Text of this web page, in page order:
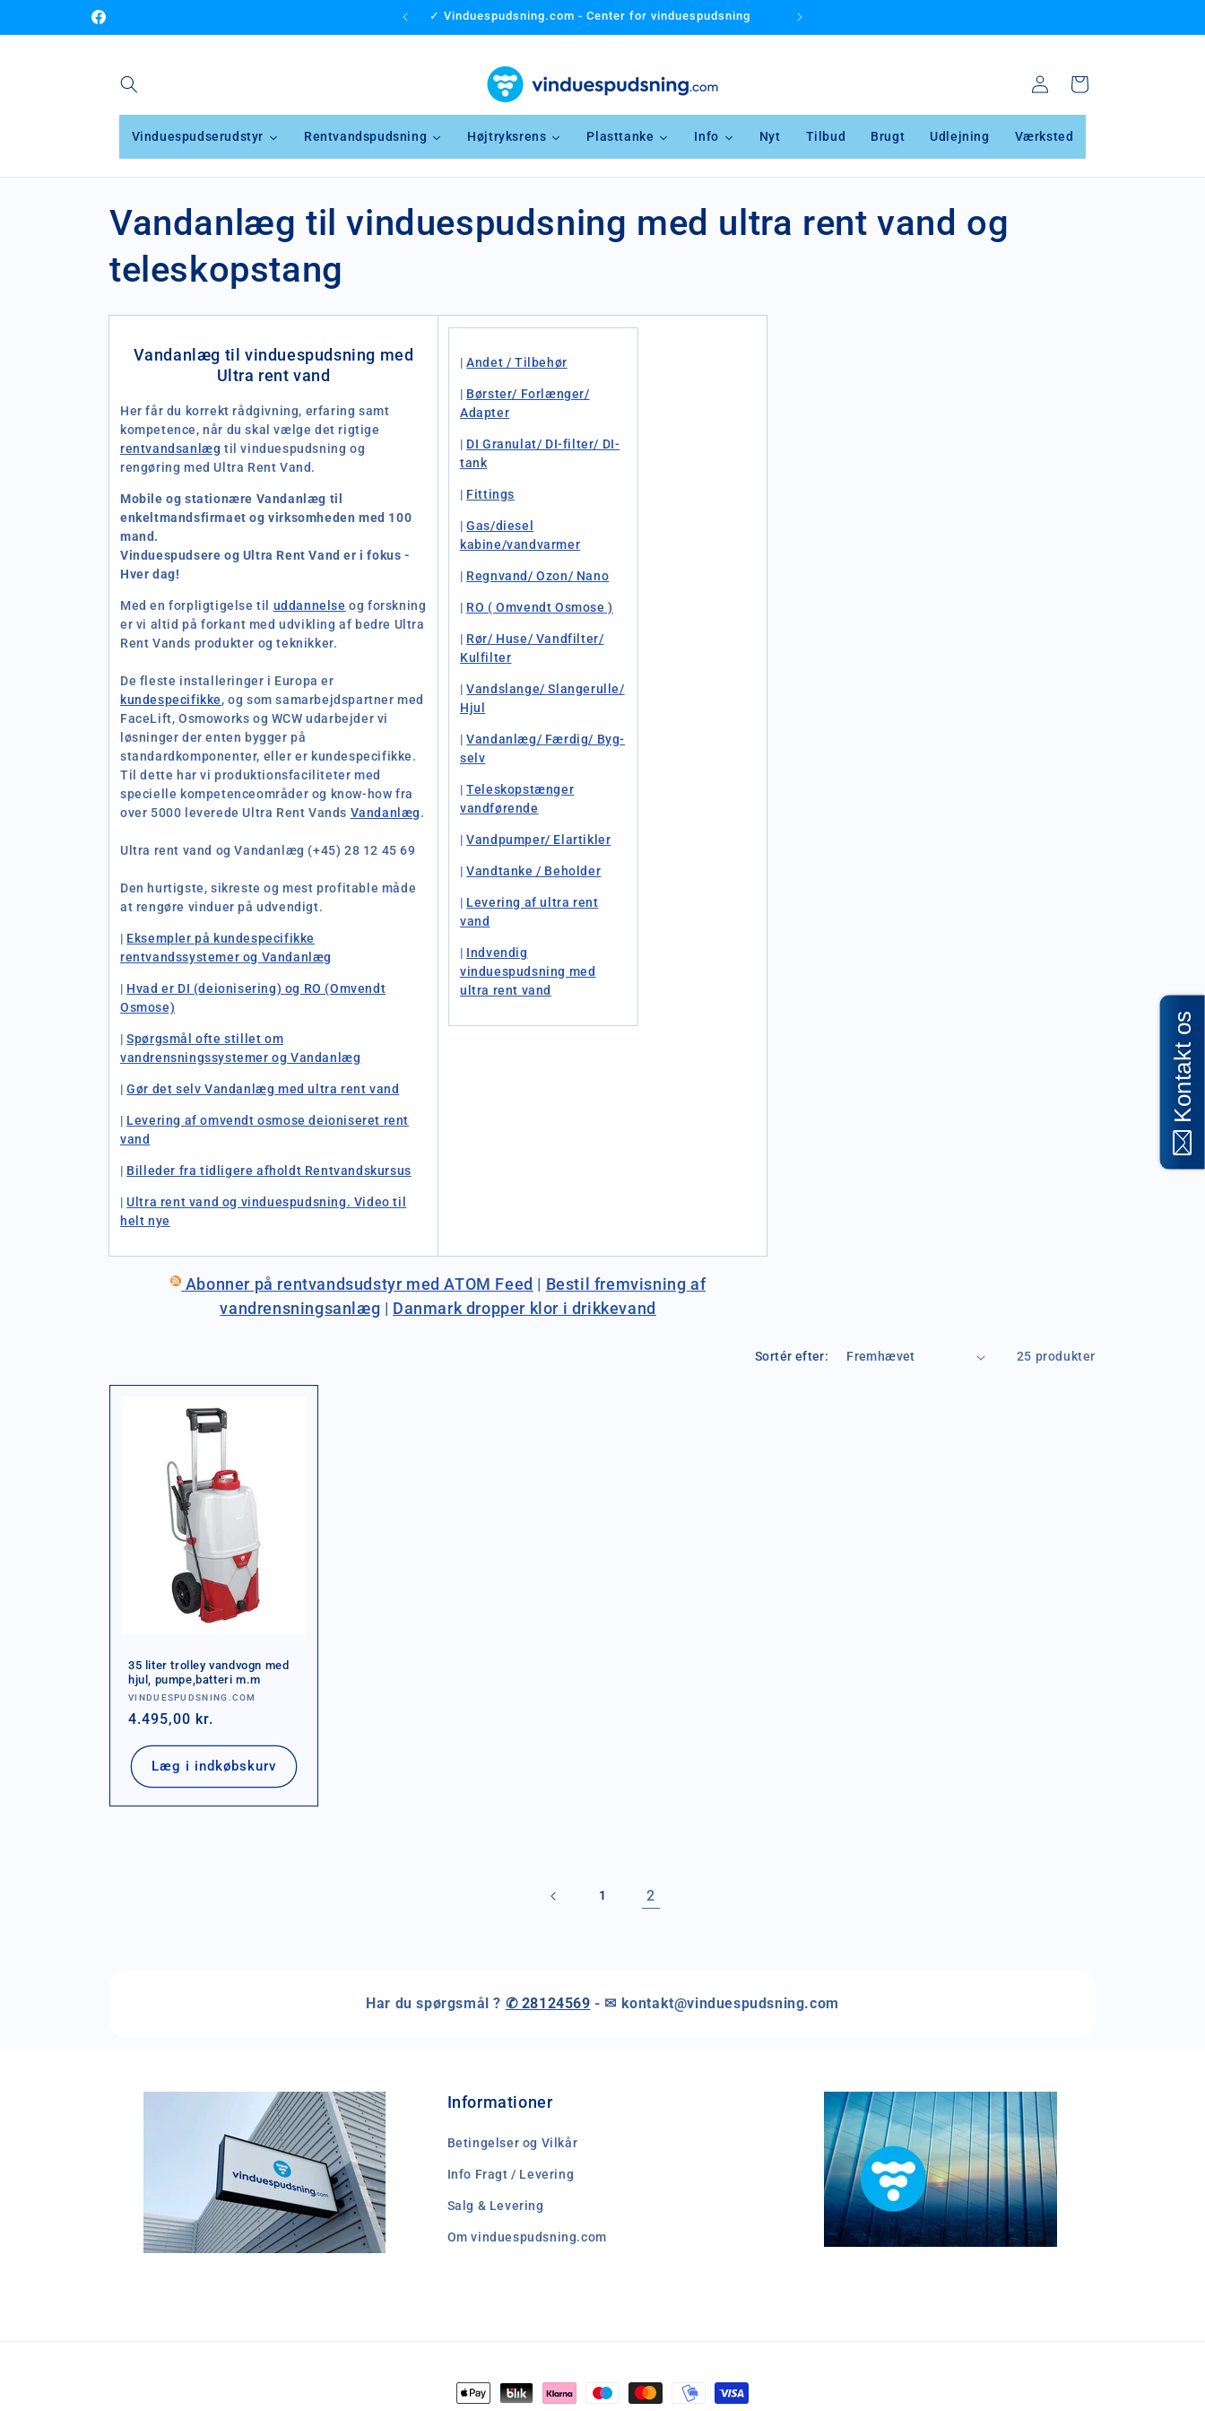
Facebook
✓ Vinduespudsning.com - Center for vinduespudsning
Vinduespudserudstyr Rentvandspudsning Højtryksrens Plasttanke Info Nyt Tilbud Brugt Udlejning Værksted
ind
Indkøbskurv
K
o
l
e
k
o
n
Vandanlæg til vinduespudsning med ultra rent vand og
teleskopstang
Vandanlæg til vinduespudsning med
Ultra rent vand
Her får du korrekt rådgivning, erfaring samt
kompetence, når du skal vælge det rigtige
rentvandsanlæg til vinduespudsning og
rengøring med Ultra Rent Vand.
Mobile og stationære Vandanlæg til
enkeltmandsfirmaet og virksomheden med 100
mand.
Vinduespudsere og Ultra Rent Vand er i fokus -
Hver dag!
Med en forpligtigelse til uddannelse og forskning
er vi altid på forkant med udvikling af bedre Ultra
Rent Vands produkter og teknikker.
De fleste installeringer i Europa er
kundespecifikke, og som samarbejdspartner med
FaceLift, Osmoworks og WCW udarbejder vi
løsninger der enten bygger på
standardkomponenter, eller er kundespecifikke.
Til dette har vi produktionsfaciliteter med
specielle kompetenceområder og know-how fra
over 5000 leverede Ultra Rent Vands Vandanlæg.
Ultra rent vand og Vandanlæg (+45) 28 12 45 69
Den hurtigste, sikreste og mest profitable måde
at rengøre vinduer på udvendigt.
| Eksempler på kundespecifikke
rentvandssystemer og Vandanlæg
| Hvad er DI (deionisering) og RO (Omvendt
Osmose)
|Spørgsmål ofte stillet om
vandrensningssystemer og Vandanlæg
|Gør det selv Vandanlæg med ultra rent vand
| Levering af omvendt osmose deioniseret rent
vand
| Billeder fra tidligere afholdt Rentvandskursus
|Ultra rent vand og vinduespudsning. Video til
helt nye
|Andet / Tilbehør
| Børster/ Forlænger/
Adapter
| DI Granulat/ DI-filter/ DI-
tank
| Fittings
|Gas/diesel
kabine/vandvarmer
| Regnvand/ Ozon/ Nano
| RO ( Omvendt Osmose )
| Rør/ Huse/ Vandfilter/
Kulfilter
|Vandslange/ Slangerulle/
Hjul
|Vandanlæg/ Færdig/ Byg-
selv
|Teleskopstænger
vandførende
|Vandpumper/ Elartikler
|Vandtanke / Beholder
| Levering af ultra rent
vand
| Indvendig
vinduespudsning med
ultra rent vand
Abonner på rentvandsudstyr med ATOM Feed | Bestil fremvisning af
vandrensningsanlæg | Danmark dropper klor i drikkevand
Sortér efter: 25 produkter
35 liter trolley vandvogn med
hjul, pumpe,batteri m.m
Forhandler:
VINDUESPUDSNING.COM
Normalpris
4.495,00 kr.
Læg i indkøbskurv
1 2
Har du spørgsmål ? ✆ 28124569 - ✉ kontakt@vinduespudsning.com
Informationer
Betingelser og Vilkår
Info Fragt / Levering
Salg & Levering
Om vinduespudsning.com
Betalingsmetoder
Kontakt os